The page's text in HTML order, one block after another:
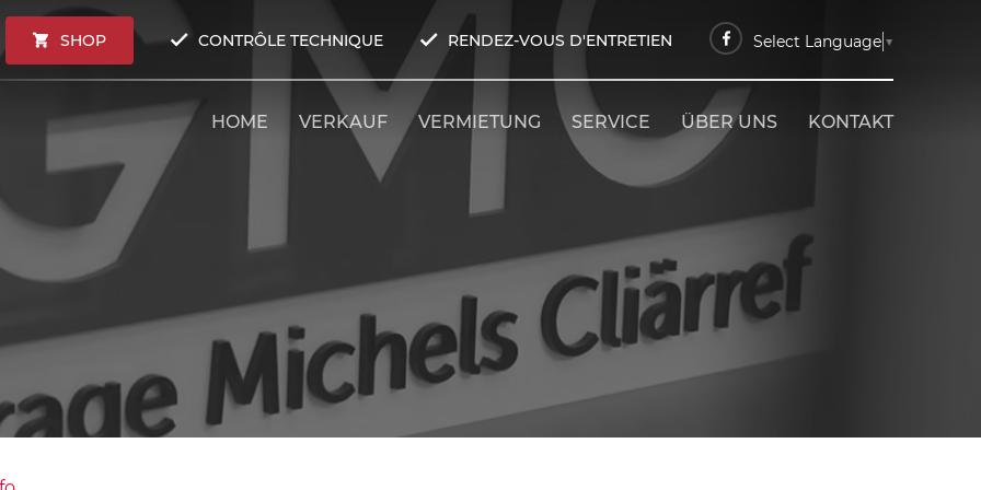
SHOP CONTRÔLE TECHNIQUE RENDEZ-VOUS D'ENTRETIEN Select Language ▼
HOME VERKAUF VERMIETUNG SERVICE ÜBER UNS KONTAKT